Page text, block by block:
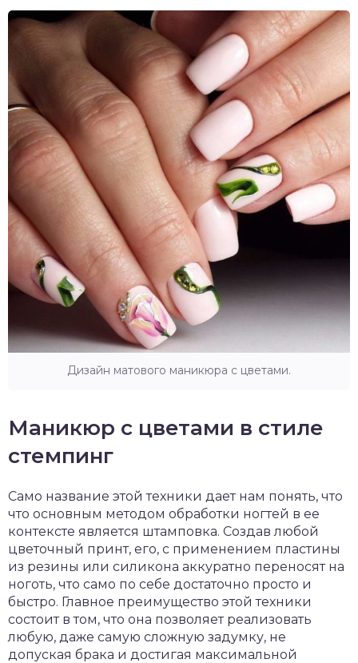
Дизайн матового маникюра с цветами.
Маникюр с цветами в стиле
стемпинг
Само название этой техники дает нам понять, что
что основным методом обработки ногтей в ее
контексте является штамповка. Создав любой
цветочный принт, его, с применением пластины
из резины или силикона аккуратно переносят на
ноготь, что само по себе достаточно просто и
быстро. Главное преимущество этой техники
состоит в том, что она позволяет реализовать
любую, даже самую сложную задумку, не
допуская брака и достигая максимальной